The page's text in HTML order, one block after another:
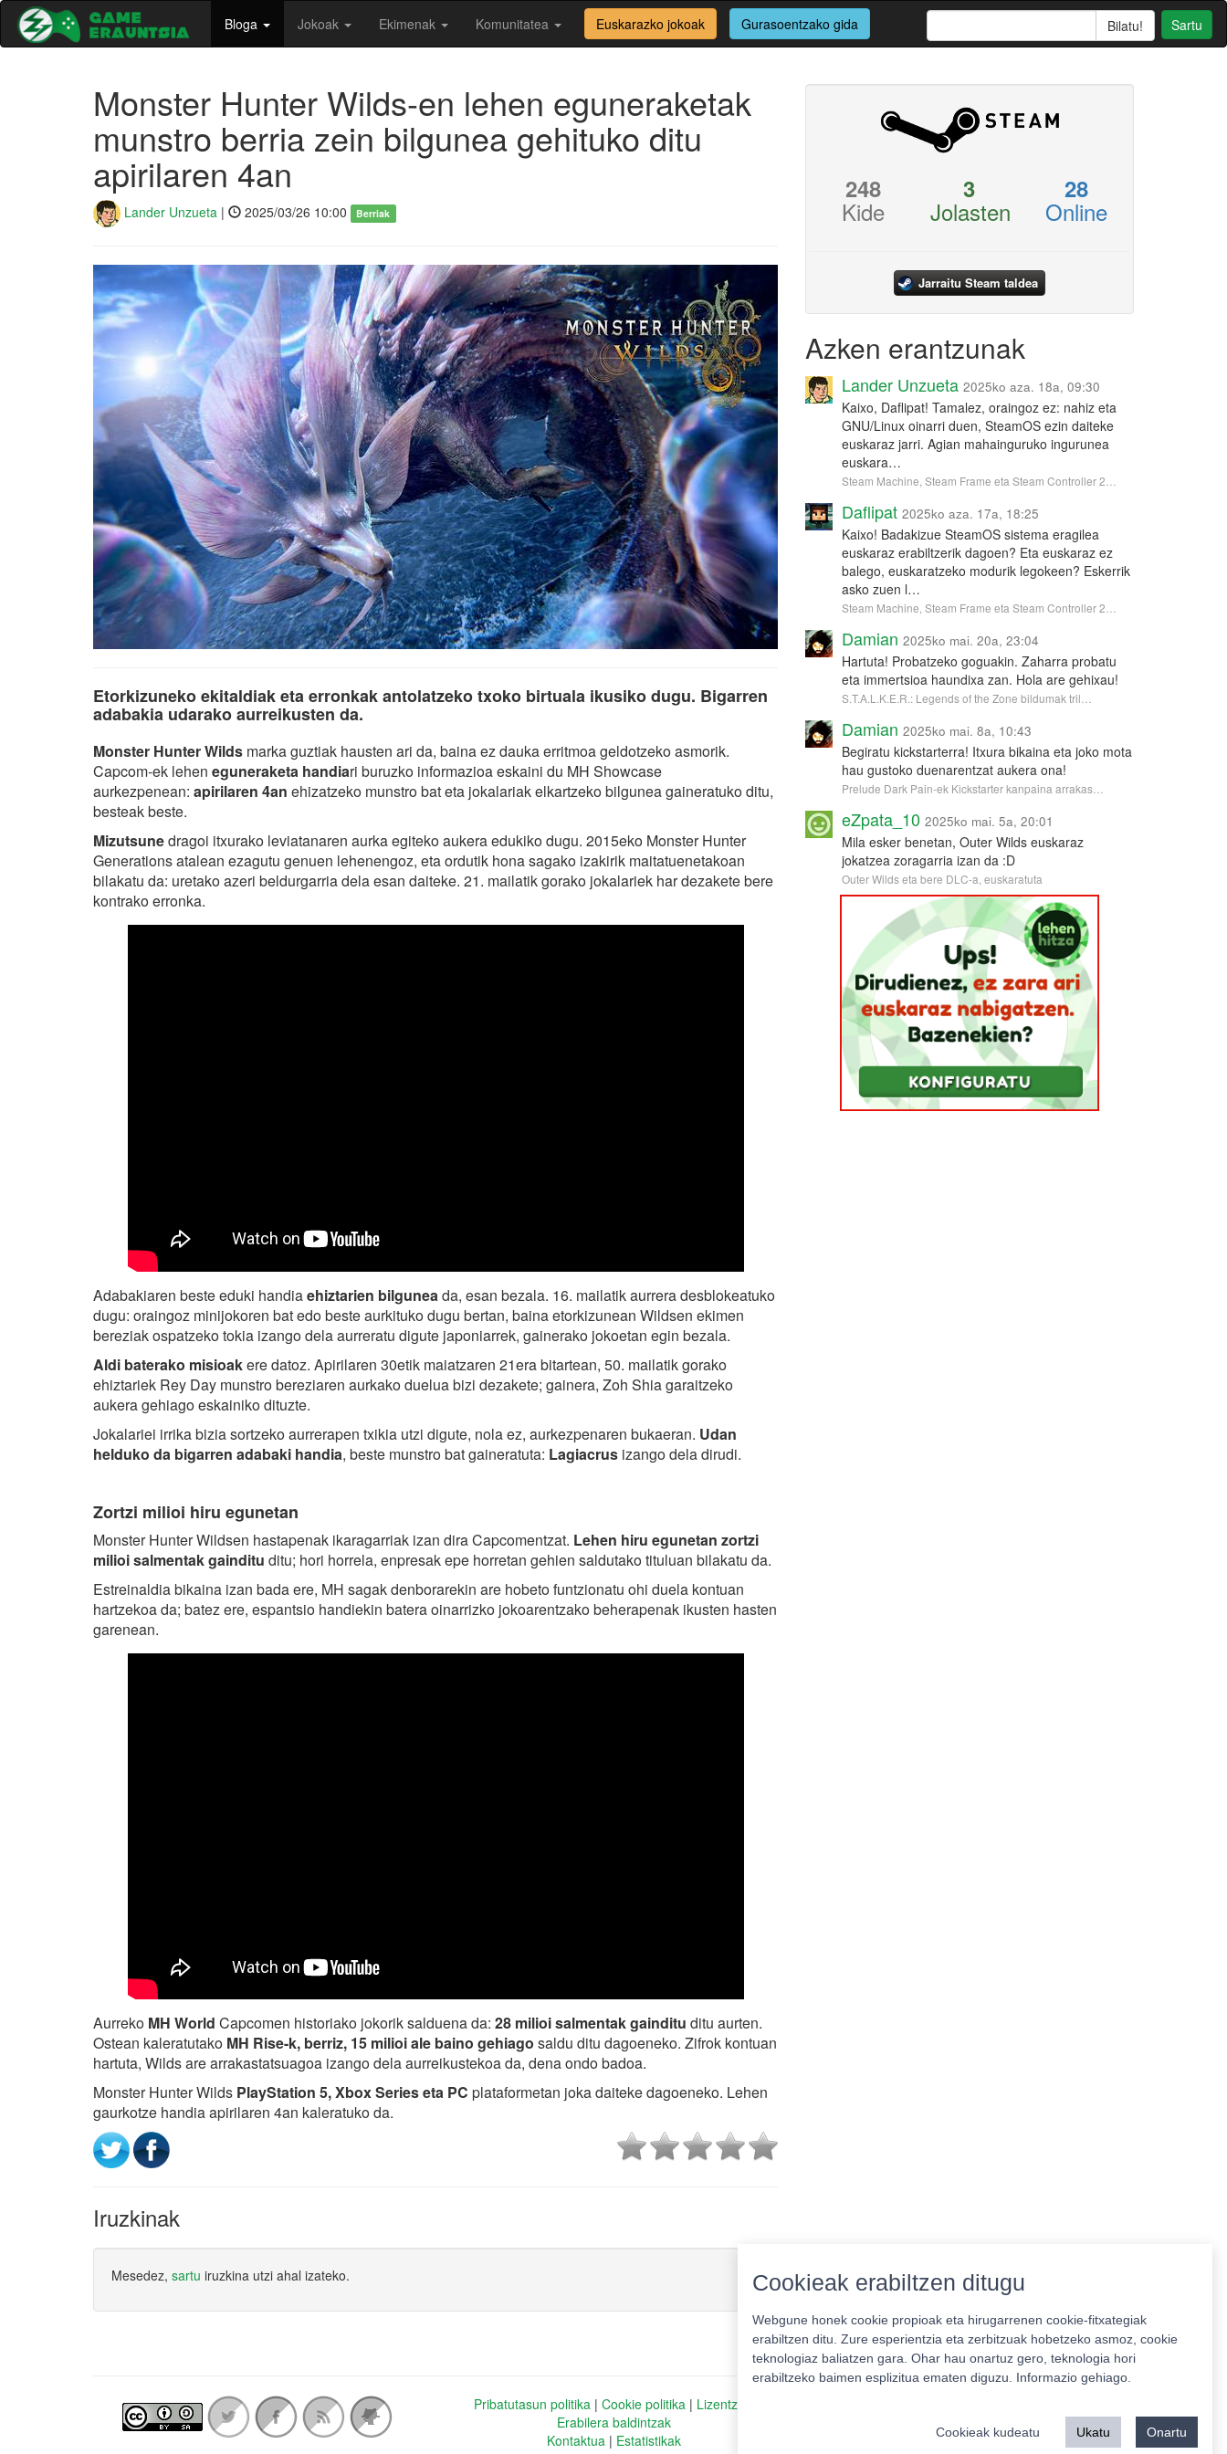
Bloga Jokoak Ekimenak Komunitatea Euskarazko jokoak Gurasoentzako gida Sartu
Monster Hunter Wilds-en lehen eguneraketak
munstro berria zein bilgunea gehituko ditu
apirilaren 4an
Lander Unzueta | 2025/03/26 10:00 Berriak
Etorkizuneko ekitaldiak eta erronkak antolatzeko txoko birtuala ikusiko dugu. Bigarren
adabakia udarako aurreikusten da.
Monster Hunter Wilds marka guztiak hausten ari da, baina ez dauka erritmoa geldotzeko asmorik.
Capcom-ek lehen eguneraketa handiari buruzko informazioa eskaini du MH Showcase
aurkezpenean: apirilaren 4an ehizatzeko munstro bat eta jokalariak elkartzeko bilgunea gaineratuko ditu,
besteak beste.
Mizutsunedragoi itxurako leviatanaren aurka egiteko aukera edukiko dugu. 2015eko Monster Hunter
Generations atalean ezagutu genuen lehenengoz, eta ordutik hona sagako izakirik maitatuenetakoan
bilakatu da: uretako azeri beldurgarria dela esan daiteke. 21. mailatik gorako jokalariek har dezakete bere
kontrako erronka.
Adabakiaren beste eduki handiaehiztarien bilguneada, esan bezala. 16. mailatik aurrera desblokeatuko
dugu: oraingoz minijokoren bat edo beste aurkituko dugu bertan, baina etorkizunean Wildsen ekimen
bereziak ospatzeko tokia izango dela aurreratu digute japoniarrek, gainerako jokoetan egin bezala.
Aldi baterako misioakere datoz. Apirilaren 30etik maiatzaren 21era bitartean, 50. mailatik gorako
ehiztariek Rey Day munstro bereziaren aurkako duelua bizi dezakete; gainera, Zoh Shia garaitzeko
aukera gehiago eskainiko dituzte.
Jokalariei irrika bizia sortzeko aurrerapen txikia utzi digute, nola ez, aurkezpenaren bukaeran. Udan
helduko da bigarren adabaki handia, beste munstro bat gaineratuta: Lagiacrus izango dela dirudi.
Zortzi milioi hiru egunetan
Monster Hunter Wildsen hastapenak ikaragarriak izan dira Capcomentzat. Lehen hiru egunetan zortzi
milioi salmentak gainditu ditu; hori horrela, enpresak epe horretan gehien saldutako tituluan bilakatu da.
Estreinaldia bikaina izan bada ere, MH sagak denborarekin are hobeto funtzionatu ohi duela kontuan
hartzekoa da; batez ere, espantsio handiekin batera oinarrizko jokoarentzako beherapenak ikusten hasten
garenean.
Aurreko MH World Capcomen historiako jokorik salduena da: 28 milioi salmentak gainditu ditu aurten.
Ostean kaleratutako MH Rise-k, berriz, 15 milioi ale baino gehiago saldu ditu dagoeneko. Zifrok kontuan
hartuta, Wilds are arrakastatsuagoa izango dela aurreikustekoa da, dena ondo badoa.
Monster Hunter Wilds PlayStation 5, Xbox Series eta PC plataformetan joka daiteke dagoeneko. Lehen
gaurkotze handia apirilaren 4an kaleratuko da.
Iruzkinak
Mesedez, sartu iruzkina utzi ahal izateko.
248
Kide
3
Jolasten
28
Online
Jarraitu Steam taldea
Azken erantzunak
Lander Unzueta 2025ko aza. 18a, 09:30
Kaixo, Daflipat! Tamalez, oraingoz ez: nahiz eta
GNU/Linux oinarri duen, SteamOS ezin daiteke
euskaraz jarri. Agian mahainguruko ingurunea
euskara…
Steam Machine, Steam Frame eta Steam Controller 2…
Daflipat 2025ko aza. 17a, 18:25
Kaixo! Badakizue SteamOS sistema eragilea
euskaraz erabiltzerik dagoen? Eta euskaraz ez
balego, euskaratzeko modurik legokeen? Eskerrik
asko zuen l…
Steam Machine, Steam Frame eta Steam Controller 2…
Damian 2025ko mai. 20a, 23:04
Hartuta! Probatzeko goguakin. Zaharra probatu
eta immertsioa haundixa zan. Hola are gehixau!
S.T.A.L.K.E.R.: Legends of the Zone bildumak tril…
Damian 2025ko mai. 8a, 10:43
Begiratu kickstarterra! Itxura bikaina eta joko mota
hau gustoko duenarentzat aukera ona!
Prelude Dark Pain-ek Kickstarter kanpaina arrakas…
eZpata_10 2025ko mai. 5a, 20:01
Mila esker benetan, Outer Wilds euskaraz
jokatzea zoragarria izan da :D
Outer Wilds eta bere DLC-a, euskaratuta
Pribatutasun politika| Cookie politika| Lizentziak
Erabilera baldintzak
Kontaktua| Estatistikak
Cookieak erabiltzen ditugu
Webgune honek cookie propioak eta hirugarrenen cookie-fitxategiak
erabiltzen ditu. Zure esperientzia eta zerbitzuak hobetzeko asmoz, cookie
teknologiaz baliatzen gara. Ohar hau onartuz gero, teknologia hori
erabiltzeko baimen esplizitua ematen diguzu. Informazio gehiago.
Cookieak kudeatu Ukatu Onartu